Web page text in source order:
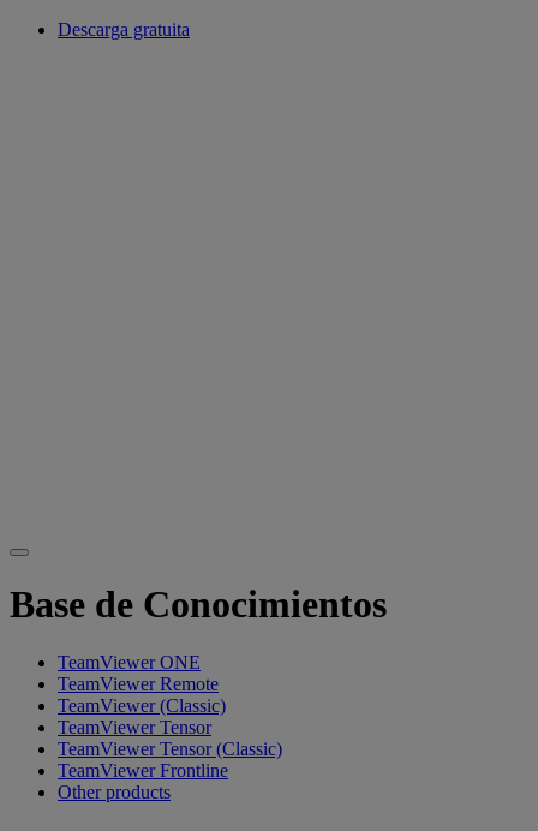
Descarga gratuita
Base de Conocimientos
TeamViewer ONE
TeamViewer Remote
TeamViewer (Classic)
TeamViewer Tensor
TeamViewer Tensor (Classic)
TeamViewer Frontline
Other products